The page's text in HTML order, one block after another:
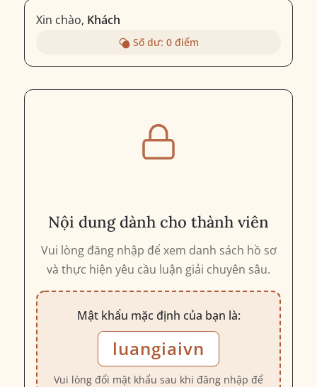
Xin chào, Khách
Số dư: 0điểm
Nội dung dành cho thành viên
Vui lòng đăng nhập để xem danh sách hồ sơ
và thực hiện yêu cầu luận giải chuyên sâu.
Mật khẩu mặc định của bạn là:
luangiaivn
Vui lòng đổi mật khẩu sau khi đăng nhập để